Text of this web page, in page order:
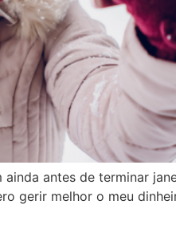
antes de terminar
gerir melhor o meu